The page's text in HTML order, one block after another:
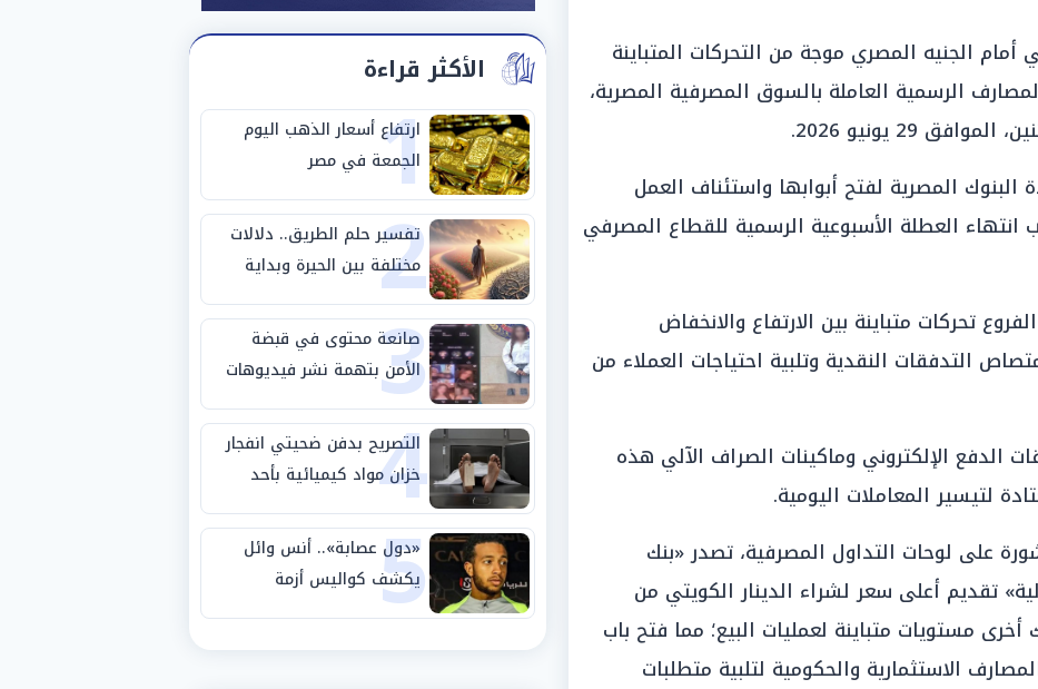
الجنيه المصري موجة من التحركات المتباينة
الرسمية العاملة بالسوق المصرفية المصرية،
29 يونيو 2026.
البنوك المصرية لفتح أبوابها واستئناف العمل
انتهاء العطلة الأسبوعية الرسمية للقطاع المصرفي
تحركات متباينة بين الارتفاع والانخفاض
التدفقات النقدية وتلبية احتياجات العملاء من
الدفع الإلكتروني وماكينات الصراف الآلي هذه
لتيسير المعاملات اليومية.
على لوحات التداول المصرفية، تصدر «بنك
تقديم أعلى سعر لشراء الدينار الكويتي من
مستويات متباينة لعمليات البيع؛ مما فتح باب
الاستثمارية والحكومية لتلبية متطلبات
الأكثر قراءة
1
ارتفاع أسعار الذهب اليوم
الجمعة في مصر
2
تفسير حلم الطريق.. دلالات
مختلفة بين الحيرة وبداية
مرحلة جديدة
3
صانعة محتوى في قبضة
الأمن بتهمة نشر فيديوهات
خادشة للحياء
4
التصريح بدفن ضحيتي انفجار
خزان مواد كيميائية بأحد
مصانع الفيوم
5
«دول عصابة».. أنس وائل
يكشف كواليس أزمة
استبعاده المفاجئ من